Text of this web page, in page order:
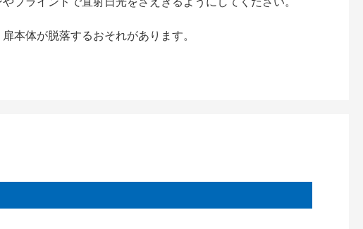
本体が脱落するおそれがあります。